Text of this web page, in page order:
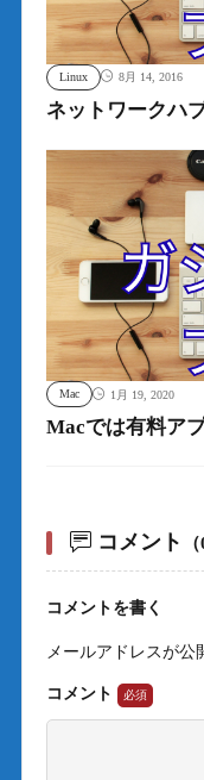
Linux 8月 14, 2016
ネットワークハ
Mac 1月 19, 2020
Macでは有料ア
コメント
コメントを書く
メールアドレスが公
コメント